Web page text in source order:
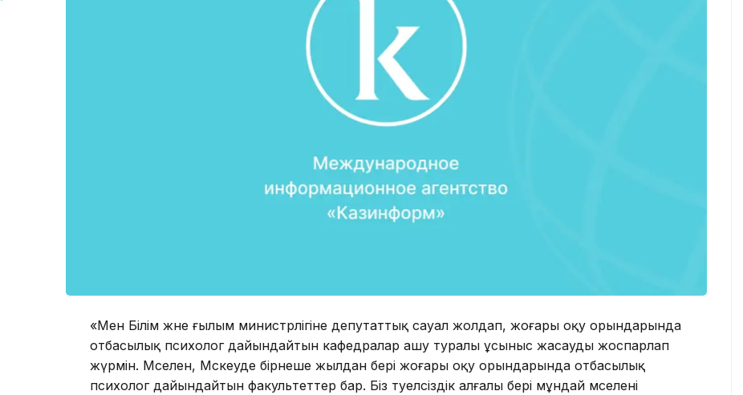
«Мен Білім және ғылым министрлігіне депутаттық сауал жолдап, жоғары оқу орындарында
отбасылық психолог дайындайтын кафедралар ашу туралы ұсыныс жасауды жоспарлап
жүрмін. Мәселен, Мәскеуде бірнеше жылдан бері жоғары оқу орындарында отбасылық
психолог дайындайтын факультеттер бар. Біз тәуелсіздік алғалы бері мұндай мәселені